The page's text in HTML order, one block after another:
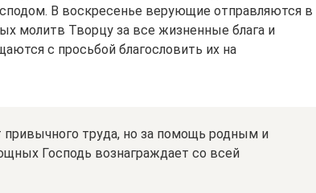
В воскресенье верующие отправляются в
молитв Творцу за все жизненные блага и
с просьбой благословить их на
труда, но за помощь родным и
Господь вознаграждает со всей